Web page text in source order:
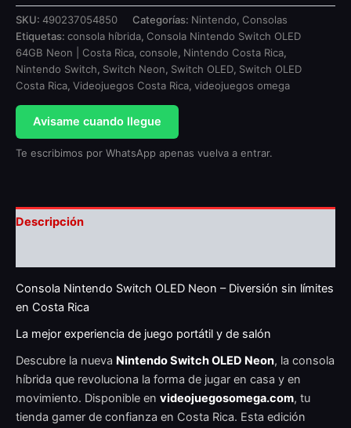
SKU: 490237054850 Categorías: Nintendo, Consolas
Etiquetas: consola híbrida, Consola Nintendo Switch OLED
64GB Neon | Costa Rica, console, Nintendo Costa Rica,
Nintendo Switch, Switch Neon, Switch OLED, Switch OLED
Costa Rica, Videojuegos Costa Rica, videojuegos omega
Avisame cuando llegue
Te escribimos por WhatsApp apenas vuelva a entrar.
Descripción
Consola Nintendo Switch OLED Neon – Diversión sin límites
en Costa Rica
La mejor experiencia de juego portátil y de salón
Descubre la nueva Nintendo Switch OLED Neon, la consola
híbrida que revoluciona la forma de jugar en casa y en
movimiento. Disponible en videojuegosomega.com, tu
tienda gamer de confianza en Costa Rica. Esta edición